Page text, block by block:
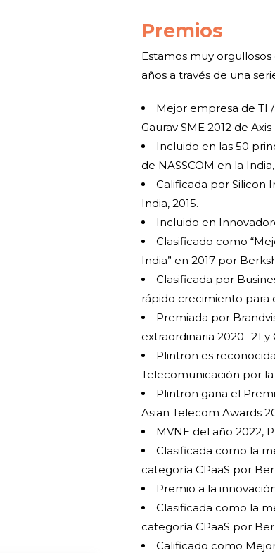
Premios
Estamos muy
años a través de una
Mejor empresa de TI
Gaurav SME 2012 de
Incluido en las 50
de NASSCOM en la India,
Calificada por Silicon
India, 2015.
Incluido en
Clasificado como
India” en 2017 por
Clasificada por
rápido crecimiento para
Premiada por
extraordinaria 2020 -21
Plintron es
Telecomunicación por
Plintron gana el
Asian Telecom Awards
MVNE del año 2022,
Clasificada como la
categoría CPaaS por
Premio a la
Clasificada como la
categoría CPaaS por
Calificado como